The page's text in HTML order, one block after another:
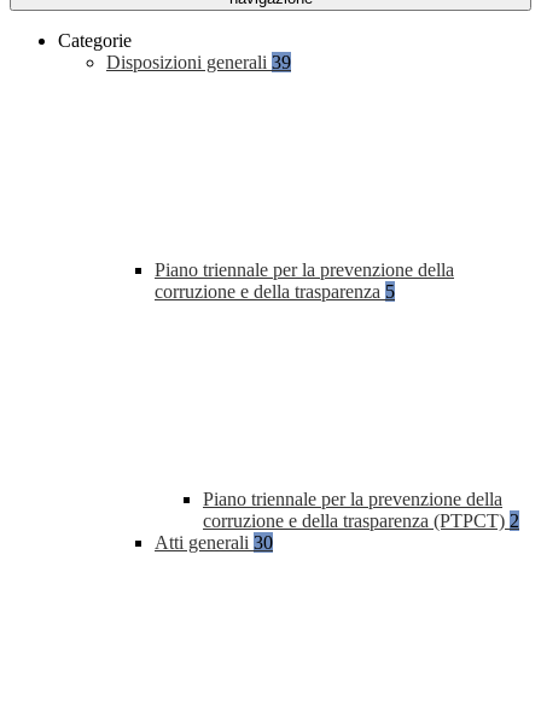
Categorie
Disposizioni generali 39
Piano triennale per la prevenzione della
corruzione e della trasparenza 5
Piano triennale per la prevenzione della
corruzione e della trasparenza (PTPCT) 2
Atti generali 30